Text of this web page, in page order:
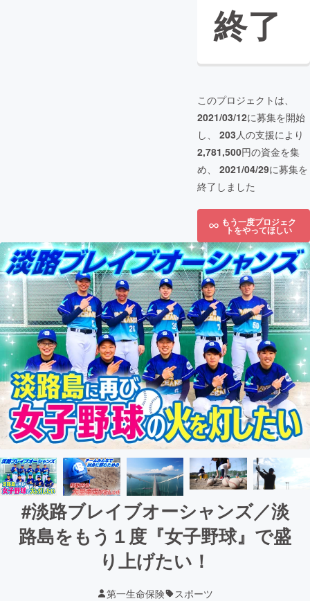
終了
このプロジェクトは、
2021/03/12に募集を開始
し、 203人の支援により
2,781,500円の資金を集
め、 2021/04/29に募集を
終了しました
もう一度プロジェク
トをやってほしい
#淡路ブレイブオーシャンズ／淡
路島をもう１度『女子野球』で盛
り上げたい！
第一生命保険 スポーツ